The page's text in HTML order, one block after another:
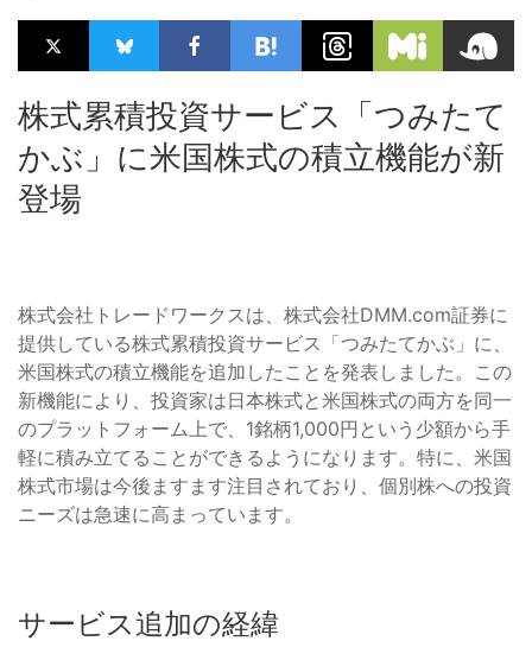
株式累積投資サービス「つみたて
かぶ」に米国株式の積立機能が新
登場
株式会社トレードワークスは、株式会社DMM.com証券に
提供している株式累積投資サービス「つみたてかぶ」に、
米国株式の積立機能を追加したことを発表しました。この
新機能により、投資家は日本株式と米国株式の両方を同一
のプラットフォーム上で、1銘柄1,000円という少額から手
軽に積み立てることができるようになります。特に、米国
株式市場は今後ますます注目されており、個別株への投資
ニーズは急速に高まっています。
サービス追加の経緯